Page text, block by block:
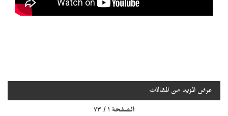
عرض المزيد من المقالات
الصفحة ١ / ٧٣